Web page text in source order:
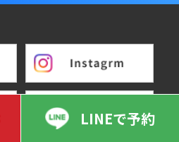
LINEで予約